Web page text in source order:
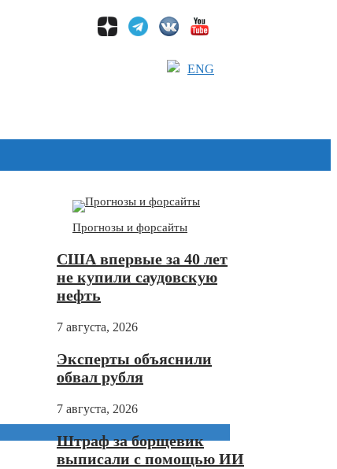
ENG
Прогнозы и форсайты
США впервые за 40 лет
не купили саудовскую
нефть
7 августа, 2026
Эксперты объяснили
обвал рубля
7 августа, 2026
Штраф за борщевик
выписали с помощью ИИ